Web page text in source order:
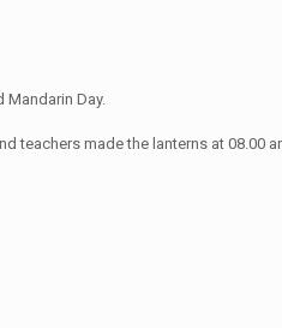
Mandarin Day.
teachers made the lanterns at